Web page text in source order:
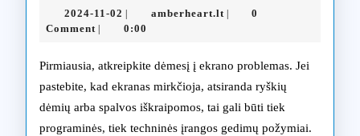
penkiais
ženklais,
kad
2024-11-02 2024-
11-
amberheart.ltamberheart.lt
0
Comment
0:00
Pirmiausia, atkreipkite dėmesį į ekrano problemas. Jei
pastebite, kad ekranas mirkčioja, atsiranda ryškių
dėmių arba spalvos iškraipomos, tai gali būti tiek
programinės, tiek techninės įrangos gedimų požymiai.